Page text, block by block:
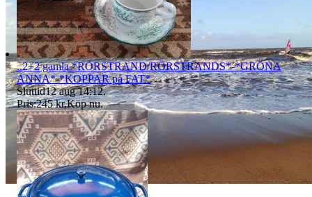
..2+2 gamla *RÖRSTRAND/RÖRSTRANDS*-*GRÖNA
ANNA*-*KOPPAR på FAT*
Sluttid12 aug 14:12.
Pris:245 kr,Köp nu.